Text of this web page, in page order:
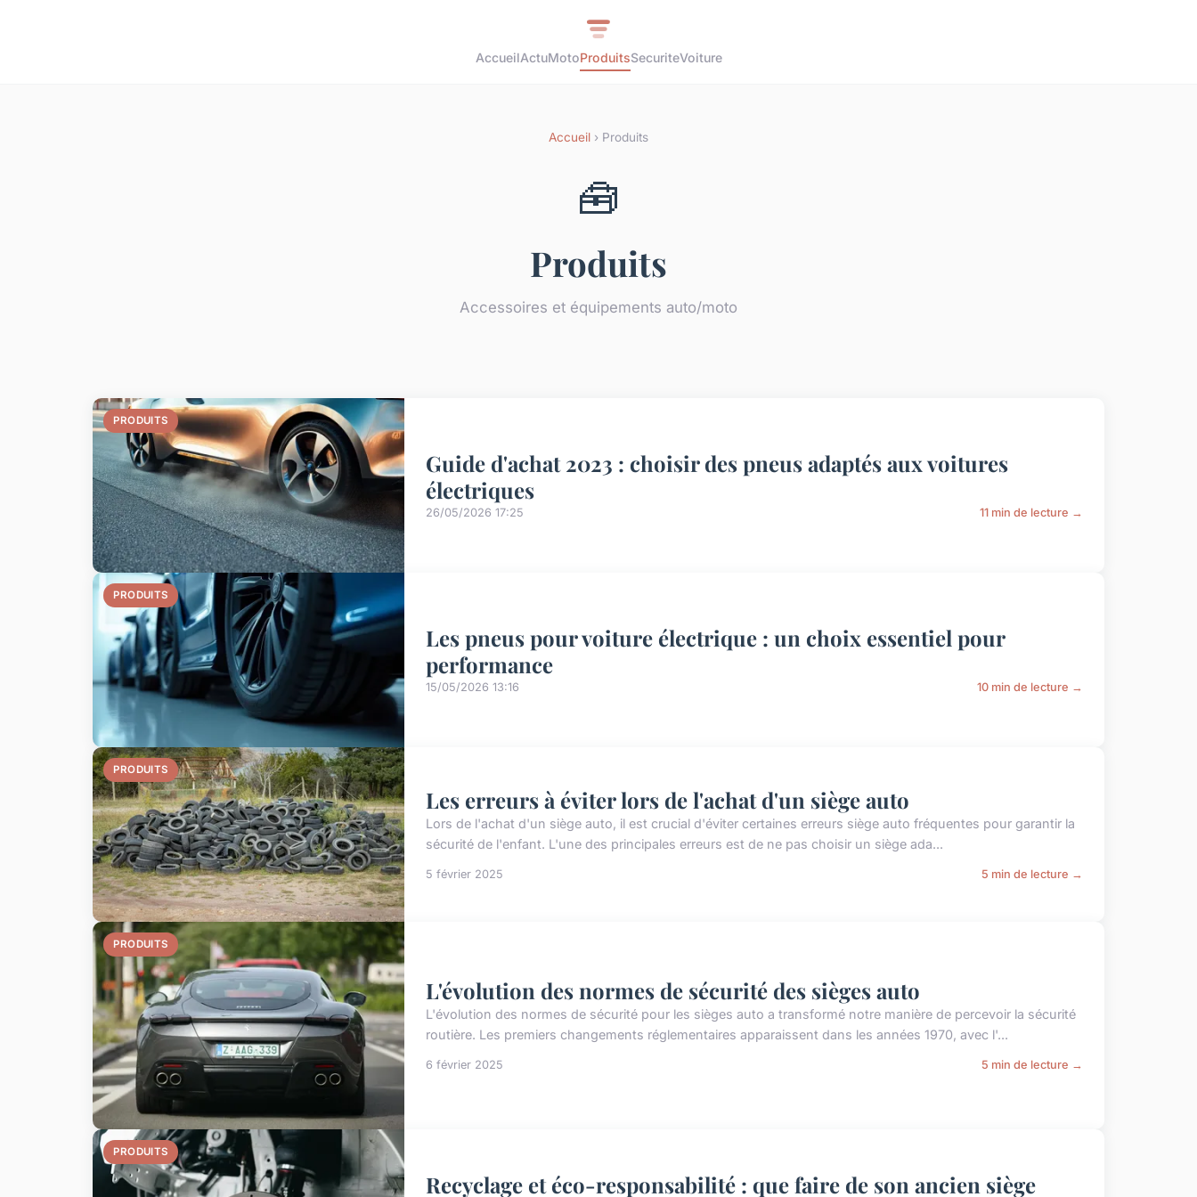
AccueilActuMotoProduitsSecuriteVoiture
Accueil › Produits
🧰
Produits
Accessoires et équipements auto/moto
PRODUITS
Guide d'achat 2023 : choisir des pneus adaptés aux voitures
électriques
26/05/2026 17:25 11 min de lecture →
PRODUITS
Les pneus pour voiture électrique : un choix essentiel pour
performance
15/05/2026 13:16 10 min de lecture →
PRODUITS
Les erreurs à éviter lors de l'achat d'un siège auto
Lors de l'achat d'un siège auto, il est crucial d'éviter certaines erreurs siège auto fréquentes pour garantir la
sécurité de l'enfant. L'une des principales erreurs est de ne pas choisir un siège ada...
5 février 2025 5 min de lecture →
PRODUITS
L'évolution des normes de sécurité des sièges auto
L'évolution des normes de sécurité pour les sièges auto a transformé notre manière de percevoir la sécurité
routière. Les premiers changements réglementaires apparaissent dans les années 1970, avec l'...
6 février 2025 5 min de lecture →
PRODUITS
Recyclage et éco-responsabilité : que faire de son ancien siège